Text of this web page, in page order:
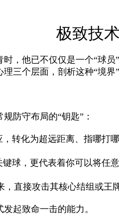
极致技
，他已不仅仅是一个“球
三个层面，剖析这种“境
防守布局的“钥匙”：
转化为超远距离、指哪
球，更代表着你可以将
直接攻击其核心结组或
起致命一击的能力。